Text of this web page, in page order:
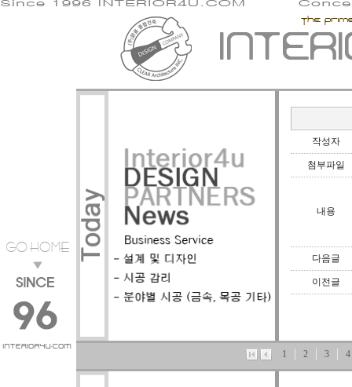
작성자
첨부파일
내용
다음글
이전글
1 2 3 4